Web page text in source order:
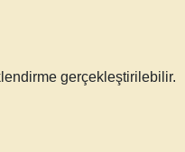
gerçekleştirilebilir.